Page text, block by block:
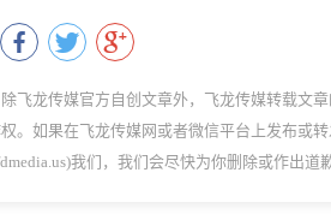
飞龙传媒官方自创文章外，飞龙传媒转载文
。如果在飞龙传媒网或者微信平台上发布或
我们，我们会尽快为你删除或作出道